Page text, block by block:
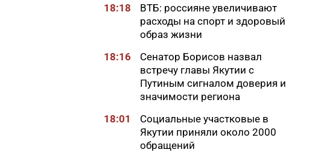
18:18
ВТБ: россияне увеличивают
расходы на спорт и здоровый
образ жизни
18:16
Сенатор Борисов назвал
встречу главы Якутии с
Путиным сигналом доверия и
значимости региона
18:01
Социальные участковые в
Якутии приняли около 2000
обращений